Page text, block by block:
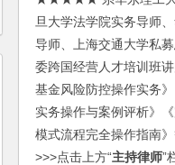
旦大学法学院实务导师
导师、上海交通大学私
委跨国经营人才培训班
基金风险防控操作实务
实务操作与案例评析》
模式流程完全操作指南
>>>点击上方“主持律师”